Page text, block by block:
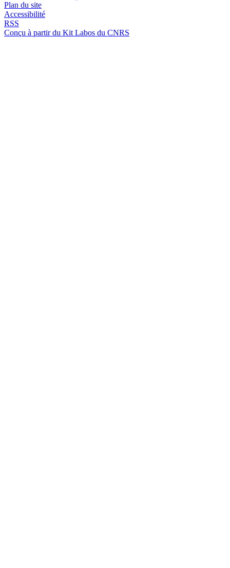
Plan du site
Accessibilité
RSS
Conçu à partir du Kit Labos du CNRS